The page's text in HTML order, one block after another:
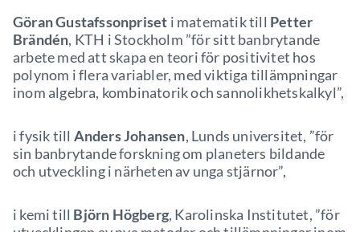
Göran Gustafssonpriset i matematik till Petter
Brändén, KTH i Stockholm ”för sitt banbrytande
arbete med att skapa en teori för positivitet hos
polynom i flera variabler, med viktiga tillämpningar
inom algebra, kombinatorik och sannolikhetskalkyl”,
i fysik till Anders Johansen, Lunds universitet, ”för
sin banbrytande forskning om planeters bildande
och utveckling i närheten av unga stjärnor”,
i kemi till Björn Högberg, Karolinska Institutet, ”för